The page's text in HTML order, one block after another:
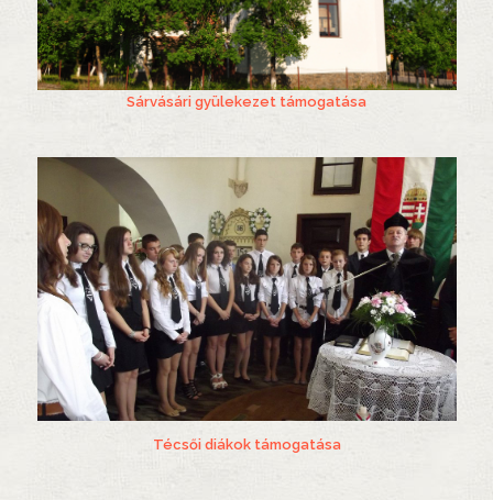
Sárvásári gyülekezet támogatása
Técsői diákok támogatása